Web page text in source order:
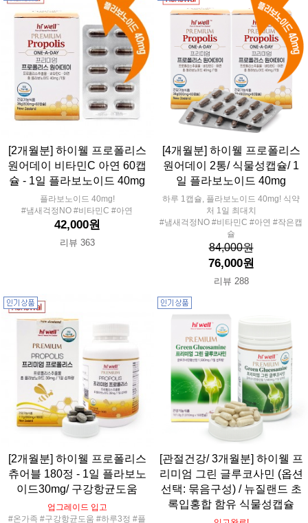
[2개월분] 하이웰 프로폴리스
원어데이 비타민C 아연 60캡
슐 - 1일 플라보노이드 40mg
플라보노이드 40mg!
#냄새걱정NO #비타민C #아연
42,000원
리뷰 363
[4개월분] 하이웰 프로폴리스
원어데이 2통/ 식물성캡슐/ 1
일 플라보노이드 40mg
하루 1캡슐, 플라보노이드 40mg! 식약
처 1일 최대치
#냄새걱정NO #비타민C #아연 #작은캡
슐
84,000원
76,000원
리뷰 288
[2개월분] 하이웰 프로폴리스
츄어블 180정 - 1일 플라보노
이드30mg/ 구강항균도움
업그레이드 입고
#온가족 #구강항균도움 #하루3정 #플
[관절건강/ 3개월분] 하이웰 프
리미엄 그린 글루코사민 (옵션
선택: 묶음구성) / 뉴질랜드 초
록입홍합 함유 식물성캡슐